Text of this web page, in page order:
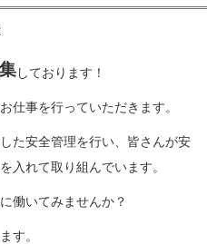
しております！
仕事を行っていただきます。
た安全管理を行い、皆さんが安
入れて取り組んでいます。
働いてみませんか？
す。